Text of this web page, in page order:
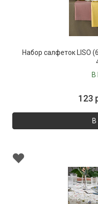
Набор салфеток LISO
123